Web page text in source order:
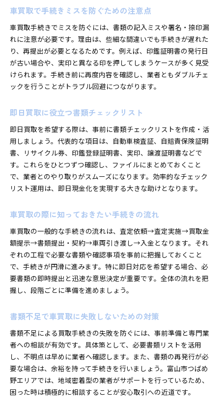
車買取で手続きミスを防ぐための注意点
車買取手続きでミスを防ぐには、書類の記入ミスや署名・捺印漏
れに注意が必要です。理由は、些細な間違いでも手続きが遅れた
り、再提出が必要となるためです。例えば、印鑑証明書の発行日
が古い場合や、実印と異なる印を押してしまうケースが多く見受
けられます。手続き前に再度内容を確認し、業者ともダブルチェ
ックを行うことがトラブル回避につながります。
即日買取に役立つ書類チェックリスト
即日買取を希望する際は、事前に書類チェックリストを作成・活
用しましょう。代表的な項目は、自動車検査証、自賠責保険証明
書、リサイクル券、印鑑登録証明書、実印、譲渡証明書などで
す。これらをひとつずつ確認し、ファイルにまとめておくこと
で、業者とのやり取りがスムーズになります。効率的なチェック
リスト運用は、即日現金化を実現する大きな助けとなります。
車買取の際に知っておきたい手続きの流れ
車買取の一般的な手続きの流れは、査定依頼→査定実施→買取金
額提示→書類提出・契約→車両引き渡し→入金となります。それ
ぞれの工程で必要な書類や確認事項を事前に把握しておくこと
で、手続きが円滑に進みます。特に即日対応を希望する場合、必
要書類の即時提出と迅速な意思決定が重要です。全体の流れを把
握し、段階ごとに準備を進めましょう。
書類不足で車買取に失敗しないための対策
書類不足による買取手続きの失敗を防ぐには、事前準備と専門業
者への相談が有効です。具体策として、必要書類リストを活用
し、不明点は早めに業者へ確認します。また、書類の再発行が必
要な場合は、余裕を持って手続きを行いましょう。富山市つばめ
野エリアでは、地域密着型の業者がサポートを行っているため、
困った時は積極的に相談することが安心取引への近道です。